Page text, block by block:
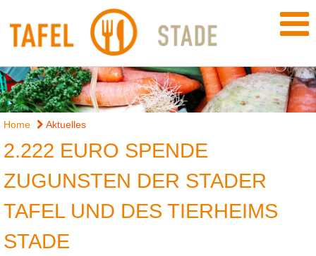
Home Aktuelles
2.222 EURO SPENDE
ZUGUNSTEN DER STADER
TAFEL UND DES TIERHEIMS
STADE